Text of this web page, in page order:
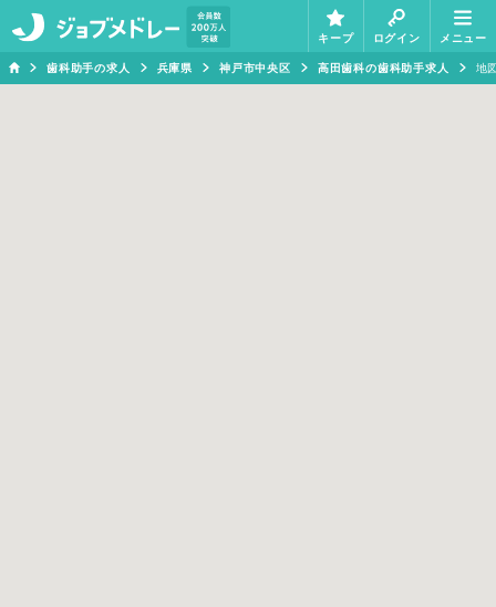
キープ ログイン
メニュー
歯科助手の求人
兵庫県 神戸市中央区 高田歯科の歯科助手求人 地